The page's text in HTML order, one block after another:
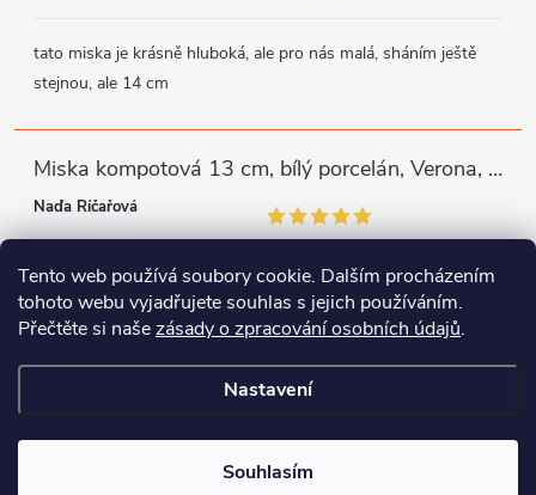
Tento web používá soubory cookie. Dalším procházením
tohoto webu vyjadřujete souhlas s jejich používáním.
Přečtěte si našezásady o zpracování osobních údajů.
Nastavení
Souhlasím
tato miska je krásně hluboká, ale pro nás malá, sháním ještě
stejnou, ale 14 cm
Miska kompotová 13 cm, bílý porcelán, Verona, G. Benedikt
Naďa Říčařová
miska je trochu mělká, ale využiji
Copyright 2026Porcelánový svět. Všechna práva vyhrazena.